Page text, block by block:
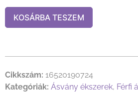
KOSÁRBA TESZEM
Cikkszám: 16520190724
Kategóriák: Ásvány ékszerek, Férfi